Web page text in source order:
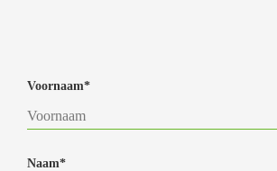
Voornaam*
Naam*